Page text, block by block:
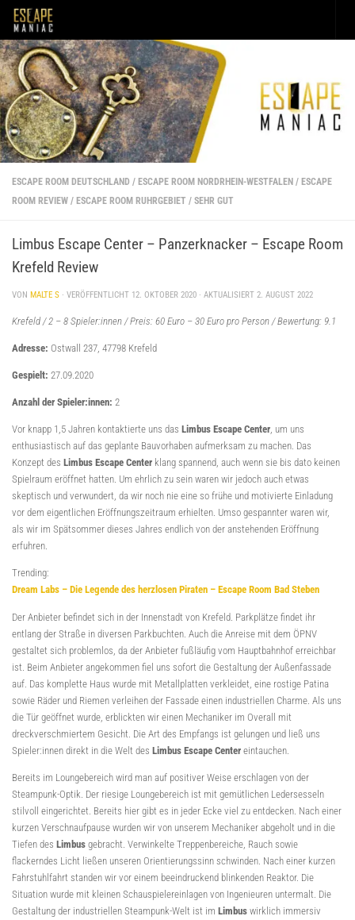
Unter dem Inhalt
ESCAPE ROOM DEUTSCHLAND / ESCAPE ROOM NORDRHEIN-WESTFALEN / ESCAPE
ROOM REVIEW / ESCAPE ROOM RUHRGEBIET / SEHR GUT
Limbus Escape Center – Panzerknacker – Escape Room
Krefeld Review
VON MALTE S · VERÖFFENTLICHT 12. OKTOBER 2020 · AKTUALISIERT 2. AUGUST 2022
Krefeld / 2 – 8 Spieler:innen / Preis: 60 Euro – 30 Euro pro Person / Bewertung: 9.1
Adresse: Ostwall 237, 47798 Krefeld
Gespielt: 27.09.2020
Anzahl der Spieler:innen: 2
Vor knapp 1,5 Jahren kontaktierte uns das Limbus Escape Center, um uns
enthusiastisch auf das geplante Bauvorhaben aufmerksam zu machen. Das
Konzept des Limbus Escape Center klang spannend, auch wenn sie bis dato keinen
Spielraum eröffnet hatten. Um ehrlich zu sein waren wir jedoch auch etwas
skeptisch und verwundert, da wir noch nie eine so frühe und motivierte Einladung
vor dem eigentlichen Eröffnungszeitraum erhielten. Umso gespannter waren wir,
als wir im Spätsommer dieses Jahres endlich von der anstehenden Eröffnung
erfuhren.
Trending:
Dream Labs – Die Legende des herzlosen Piraten – Escape Room Bad Steben
Der Anbieter befindet sich in der Innenstadt von Krefeld. Parkplätze findet ihr
entlang der Straße in diversen Parkbuchten. Auch die Anreise mit dem ÖPNV
gestaltet sich problemlos, da der Anbieter fußläufig vom Hauptbahnhof erreichbar
ist. Beim Anbieter angekommen fiel uns sofort die Gestaltung der Außenfassade
auf. Das komplette Haus wurde mit Metallplatten verkleidet, eine rostige Patina
sowie Räder und Riemen verleihen der Fassade einen industriellen Charme. Als uns
die Tür geöffnet wurde, erblickten wir einen Mechaniker im Overall mit
dreckverschmiertem Gesicht. Die Art des Empfangs ist gelungen und ließ uns
Spieler:innen direkt in die Welt des Limbus Escape Center eintauchen.
Bereits im Loungebereich wird man auf positiver Weise erschlagen von der
Steampunk-Optik. Der riesige Loungebereich ist mit gemütlichen Ledersesseln
stilvoll eingerichtet. Bereits hier gibt es in jeder Ecke viel zu entdecken. Nach einer
kurzen Verschnaufpause wurden wir von unserem Mechaniker abgeholt und in die
Tiefen des Limbus gebracht. Verwinkelte Treppenbereiche, Rauch sowie
flackerndes Licht ließen unseren Orientierungssinn schwinden. Nach einer kurzen
Fahrstuhlfahrt standen wir vor einem beeindruckend blinkenden Reaktor. Die
Situation wurde mit kleinen Schauspielereinlagen von Ingenieuren untermalt. Die
Gestaltung der industriellen Steampunk-Welt ist im Limbus wirklich immersiv